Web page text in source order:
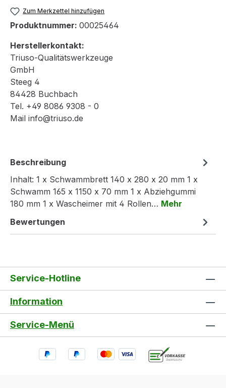
Zum Merkzettel hinzufügen
Produktnummer: 00025464
Herstellerkontakt:
Triuso-Qualitätswerkzeuge
GmbH
Steeg 4
84428 Buchbach
Tel. +49 8086 9308 - 0
Mail info@triuso.de
Beschreibung
Inhalt: 1 x Schwammbrett 140 x 280 x 20 mm 1 x
Schwamm 165 x 1150 x 70 mm 1 x Abziehgummi
180 mm 1 x Wascheimer mit 4 Rollen… Mehr
Bewertungen
Service-Hotline
Information
Service-Menü